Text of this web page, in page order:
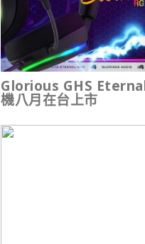
Glorious GHS
機八月在台上市